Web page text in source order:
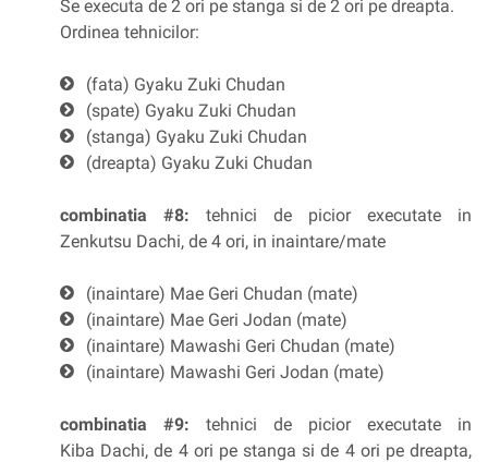
Se executa de 2 ori pe stanga si de 2 ori pe dreapta.
Ordinea tehnicilor:
(fata) Gyaku Zuki Chudan
(spate) Gyaku Zuki Chudan
(stanga) Gyaku Zuki Chudan
(dreapta) Gyaku Zuki Chudan
combinatia #8: tehnici de picior executate in
Zenkutsu Dachi, de 4 ori, in inaintare/mate
(inaintare) Mae Geri Chudan (mate)
(inaintare) Mae Geri Jodan (mate)
(inaintare) Mawashi Geri Chudan (mate)
(inaintare) Mawashi Geri Jodan (mate)
combinatia #9: tehnici de picior executate in
Kiba Dachi, de 4 ori pe stanga si de 4 ori pe dreapta,